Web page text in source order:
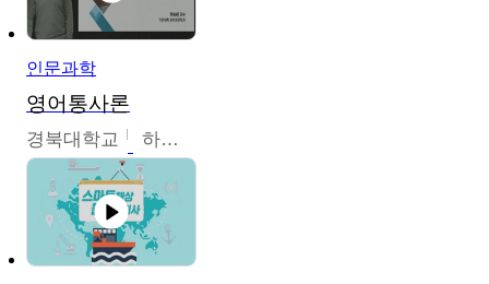
인문과학
영어통사론
경북대학교 하승완